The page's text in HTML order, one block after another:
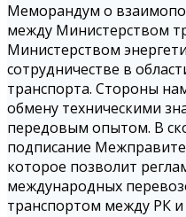
Меморандум о
между Министерством
Министерством
сотрудничестве в
транспорта. Стороны
обмену техническими
передовым опытом. В
подписание
которое позволит
международных
транспортом между РК